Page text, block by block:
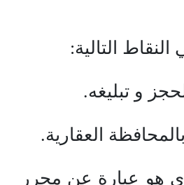
النقاط التالية:
و تبليغه.
العقارية.
هو عبارة عن محرر